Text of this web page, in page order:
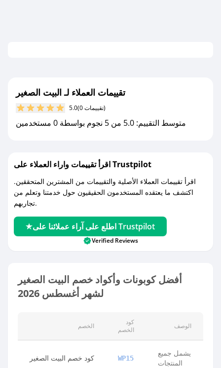
تقييمات العملاء لـ البيت الصغير
5.0 (0 تقييمات)
متوسط التقييم: 5.0 من 5 نجوم بواسطة 0 مستخدمين
اقرأ تقييمات واراء العملاء على Trustpilot
اقرأ تقييمات العملاء الأصلية والتقييمات من المشترين المتحققين.
اكتشف ما يعتقده المستخدمون الحقيقيون حول خدمتنا وتعلم من
تجاربهم.
اطلع على آراء عملائنا على Trustpilot
Verified Reviews
أفضل كوبونات وأكواد خصم البيت الصغير
لشهر أغسطس 2026
الخصم
كود
الخصم
الوصف
كود خصم البيت الصغير WP15
يشمل جميع
المنتجات